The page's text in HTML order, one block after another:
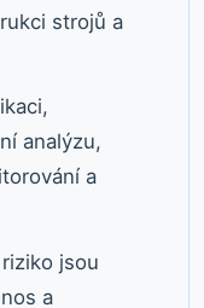
strojů a
analýzu,
a
jsou
a